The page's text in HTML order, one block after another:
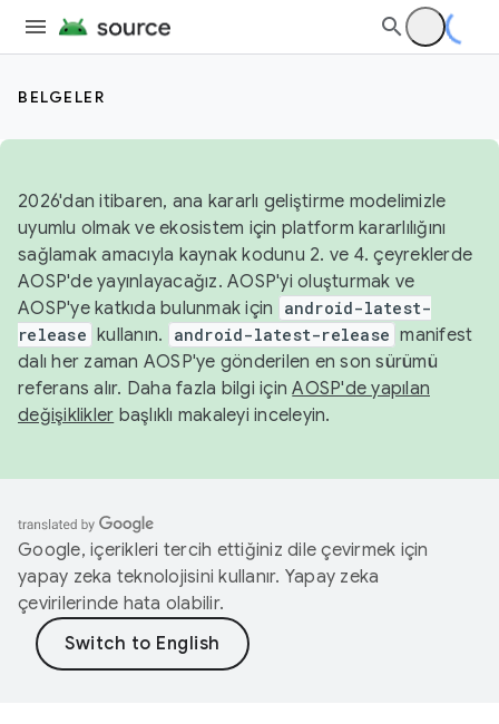
BELGELER
2026'dan itibaren, ana kararlı geliştirme modelimizle
uyumlu olmak ve ekosistem için platform kararlılığını
sağlamak amacıyla kaynak kodunu 2. ve 4. çeyreklerde
AOSP'de yayınlayacağız. AOSP'yi oluşturmak ve
AOSP'ye katkıda bulunmak için
android-latest-
release kullanın. android-latest-release manifest
dalı her zaman AOSP'ye gönderilen en son sürümü
referans alır. Daha fazla bilgi içinAOSP'de yapılan
değişiklikler başlıklı makaleyi inceleyin.
Google, içerikleri tercih ettiğiniz dile çevirmek için
yapay zeka teknolojisini kullanır. Yapay zeka
çevirilerinde hata olabilir.